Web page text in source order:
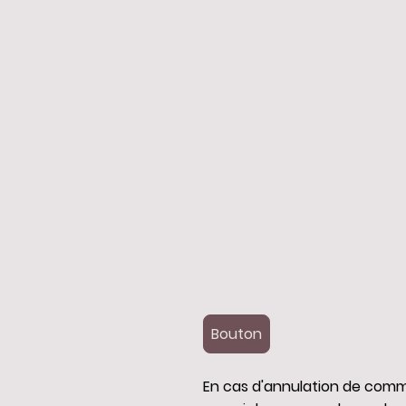
Bouton
En cas d'annulation de